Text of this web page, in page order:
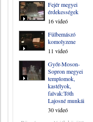
Fejér megyei
érdekességek
16 videó
Fülbemászó
komolyzene
11 videó
Győr-Moson-
Sopron megyei
templomok,
kastélyok,
falvak:Tóth
Lajosné munkái
30 videó